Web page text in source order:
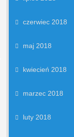
czerwiec 2018
maj 2018
kwiecień 2018
marzec 2018
luty 2018